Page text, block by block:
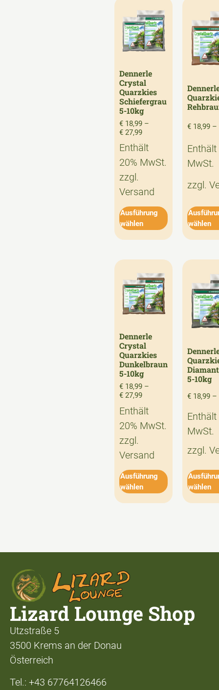
Dennerle
Crystal
Quarzkies
Schiefergrau
5-10kg
€ 18,99 –
€ 27,99
Enthält
20% MwSt.
zzgl.
Versand
Ausführung
wählen
€ 18,99 –
Enthält
MwSt.
zzgl.
wählen
Dennerle
Crystal
Quarzkies
Dunkelbraun
5-10kg
€ 18,99 –
€ 27,99
Enthält
20% MwSt.
zzgl.
Versand
Ausführung
wählen
5-10kg
€ 18,99 –
Enthält
MwSt.
zzgl.
wählen
Lizard Lounge Shop
Utzstraße 5
3500 Krems an der Donau
Österreich
Tel.: +43 67764126466